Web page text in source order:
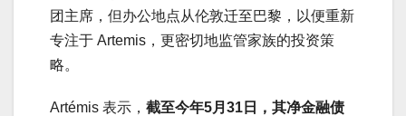
团主席，但办公地点从伦敦迁至巴黎，以便重新
专注于 Artemis，更密切地监管家族的投资策
略。
Artémis 表示， 截至今年5月31日，其净金融债